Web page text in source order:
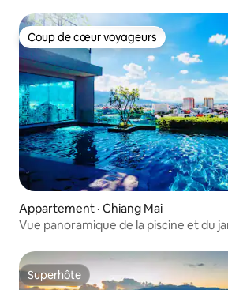
Coup de cœur voyageurs
Coup de cœur voyageurs
Appartement · Chiang Mai
Vue panoramique de la piscine et du
latex haut de gamme @ Marché
Changkang @ Porte de la vieille ville
Superhôte
Superhôte